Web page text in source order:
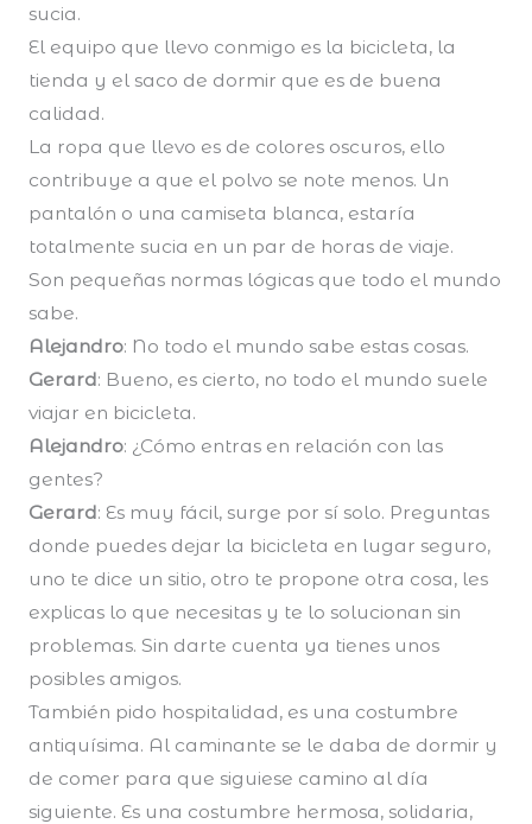
sucia.
El equipo que llevo conmigo es la bicicleta, la
tienda y el saco de dormir que es de buena
calidad.
La ropa que llevo es de colores oscuros, ello
contribuye a que el polvo se note menos. Un
pantalón o una camiseta blanca, estaría
totalmente sucia en un par de horas de viaje.
Son pequeñas normas lógicas que todo el mundo
sabe.
Alejandro: No todo el mundo sabe estas cosas.
Gerard: Bueno, es cierto, no todo el mundo suele
viajar en bicicleta.
Alejandro: ¿Cómo entras en relación con las
gentes?
Gerard: Es muy fácil, surge por sí solo. Preguntas
donde puedes dejar la bicicleta en lugar seguro,
uno te dice un sitio, otro te propone otra cosa, les
explicas lo que necesitas y te lo solucionan sin
problemas. Sin darte cuenta ya tienes unos
posibles amigos.
También pido hospitalidad, es una costumbre
antiquísima. Al caminante se le daba de dormir y
de comer para que siguiese camino al día
siguiente. Es una costumbre hermosa, solidaria,